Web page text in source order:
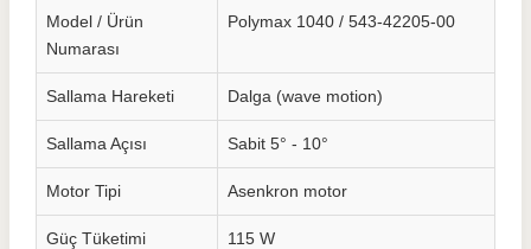
Model / Ürün
Numarası
Polymax 1040 / 543-42205-00
Sallama Hareketi Dalga (wave motion)
Sallama Açısı Sabit 5° - 10°
Motor Tipi Asenkron motor
Güç Tüketimi 115 W